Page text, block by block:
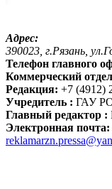
Адрес:
390023, г.Рязань,
Телефон главного
Коммерческий
Редакция: +7 (4912)
Учредитель : ГАУ РО
Главный редактор :
Электронная почта: